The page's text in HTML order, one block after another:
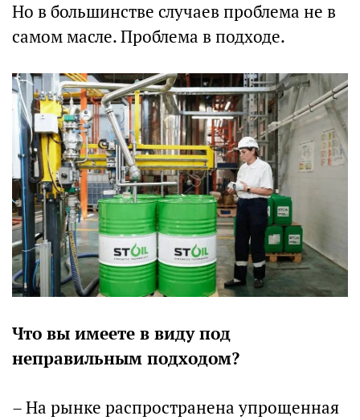
Но в большинстве случаев проблема не в
самом масле. Проблема в подходе.
Что вы имеете в виду под
неправильным подходом?
– На рынке распространена упрощенная